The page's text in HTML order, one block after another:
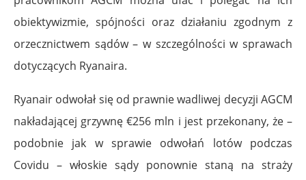
obiektywizmie, spójności oraz działaniu zgodnym z
orzecznictwem sądów – w szczególności w sprawach
dotyczących Ryanaira.
Ryanair odwołał się od prawnie wadliwej decyzji AGCM
nakładającej grzywnę €256 mln i jest przekonany, że –
podobnie jak w sprawie odwołań lotów podczas
Covidu – włoskie sądy ponownie staną na straży